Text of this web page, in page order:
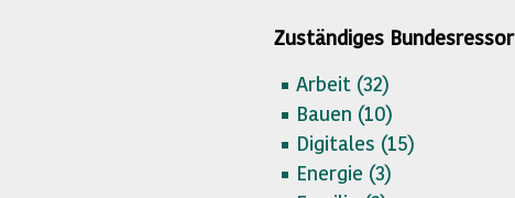
Zuständiges
Arbeit (32)
Bauen (10)
Digitales (15)
Energie (3)